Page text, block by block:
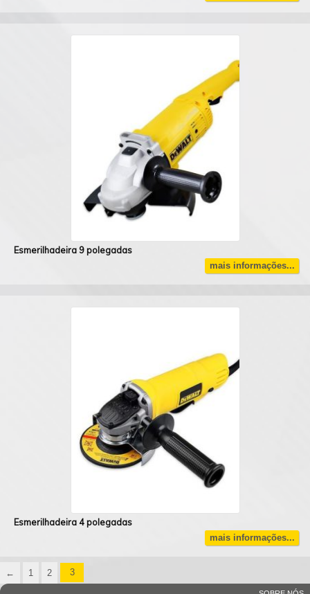
Esmerilhadeira 9 polegadas
mais informações...
Esmerilhadeira 4 polegadas
mais informações...
← 1 2 3